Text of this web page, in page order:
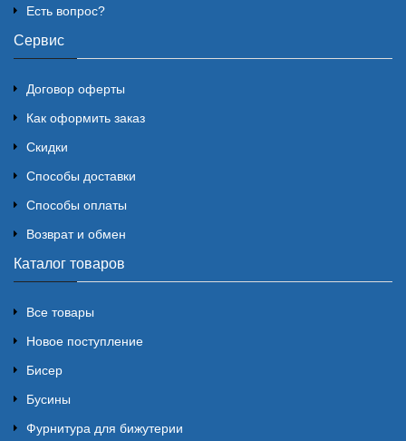
Есть вопрос?
Сервис
Договор оферты
Как оформить заказ
Скидки
Способы доставки
Способы оплаты
Возврат и обмен
Каталог товаров
Все товары
Новое поступление
Бисер
Бусины
Фурнитура для бижутерии